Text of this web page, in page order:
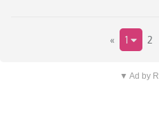
« 1 2
▼ Ad by